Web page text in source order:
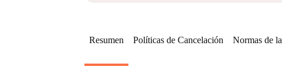
Resumen Políticas de Cancelación Normas de